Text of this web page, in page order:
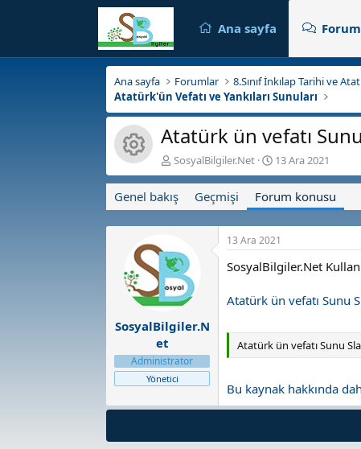
Ana sayfa
Ana sayfa Forumlar 8.Sınıf İnkılap Tarihi ve
Atatürk'ün Vefatı ve Yankıları Sunuları
Kaynak ikonu
Atatürk ün vefatı
K
o
b
b
a
ş
l
a
t
n
SosyalBilgiler.Net
B
a
l
g
ı
ç
a
i
h
i
13 Ara 2021
Genel bakış Geçmişi Forum konusu
SosyalBilgiler.N
et
Administrator
Yönetici
13 Ara 2021
SosyalBilgiler.Net
Atatürk ün vefatı Sunu
Atatürk ün vefatı Sunu
Bu kaynak hakkında